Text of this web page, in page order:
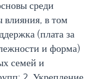
среди
влияния, в том
(плата за
и форма)
семей и